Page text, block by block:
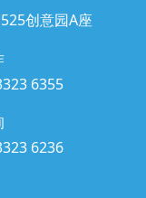
创意园A座
6355
6236